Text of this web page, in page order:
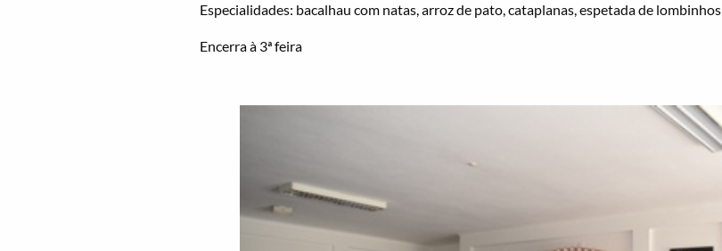
Especialidades: bacalhau com natas, arroz de pato, cataplanas, espetada de lombinhos
Encerra à 3ª feira